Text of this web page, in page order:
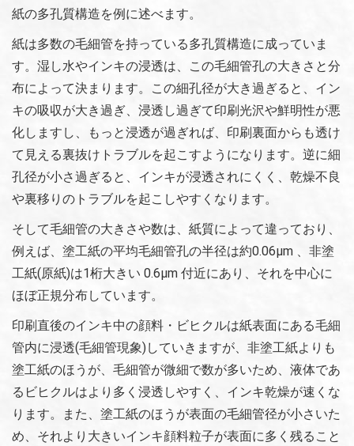
紙の多孔質構造を例に述べます。
紙は多数の毛細管を持っている多孔質構造に成っていま
す。湿し水やインキの浸透は、この毛細管孔の大きさと分
布によって決まります。この細孔径が大き過ぎると、イン
キの吸収が大き過ぎ、浸透し過ぎて印刷光沢や鮮明性が悪
化しますし、もっと浸透が過ぎれば、印刷裏面からも透け
て見える裏抜けトラブルを起こすようになります。逆に細
孔径が小さ過ぎると、インキが浸透されにくく、乾燥不良
や裏移りのトラブルを起こしやすくなります。
そして毛細管の大きさや数は、紙質によって違っており、
例えば、塗工紙の平均毛細管孔の半径は約0.06μm 、非塗
工紙(原紙)は1桁大きい 0.6μm 付近にあり、それを中心に
ほぼ正規分布しています。
印刷直後のインキ中の顔料・ビヒクルは紙表面にある毛細
管内に浸透(毛細管現象)していきますが、非塗工紙よりも
塗工紙のほうが、毛細管が微細で数が多いため、液体であ
るビヒクルはより多く浸透しやすく、インキ乾燥が速くな
ります。また、塗工紙のほうが表面の毛細管径が小さいた
め、それより大きいインキ顔料粒子が表面に多く残ること